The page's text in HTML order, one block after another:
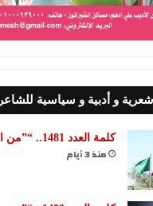
و أدبية و سياسية للشاعر
كلمة العدد 1481.. “”من الاحتواء إلى الإقصاء””
منذ 3 أيام